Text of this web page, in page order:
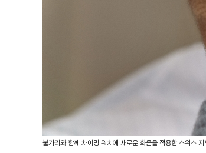
불가리와 함께 차이밍 워치에 새로운 화음을 적용한 스위스